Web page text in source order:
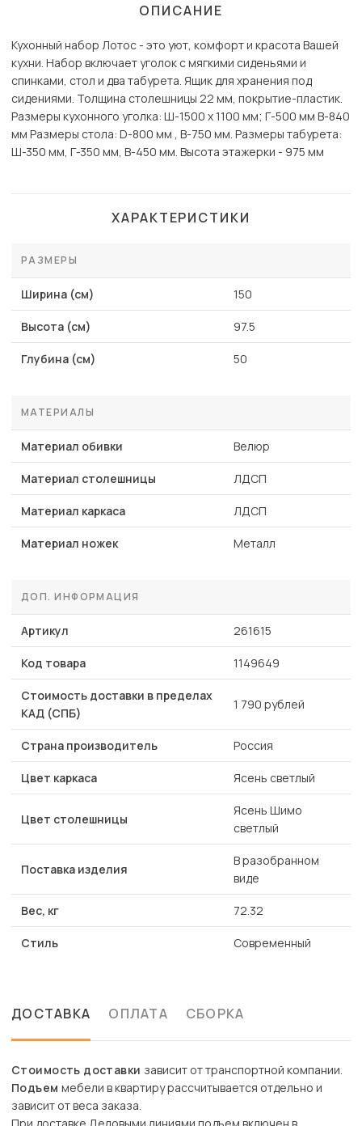
ОПИСАНИЕ
Кухонный набор Лотос - это уют, комфорт и красота Вашей
кухни. Набор включает уголок с мягкими сиденьями и
спинками, стол и два табурета. Ящик для хранения под
сидениями. Толщина столешницы 22 мм, покрытие-пластик.
Размеры кухонного уголка: Ш-1500 x 1100 мм; Г-500 мм В-840
мм Размеры стола: D-800 мм , В-750 мм. Размеры табурета:
Ш-350 мм, Г-350 мм, В-450 мм. Высота этажерки - 975 мм
ХАРАКТЕРИСТИКИ
РАЗМЕРЫ
Ширина (см) 150
Высота (см) 97.5
Глубина (см) 50
МАТЕРИАЛЫ
Материал обивки Велюр
Материал столешницы ЛДСП
Материал каркаса ЛДСП
Материал ножек Металл
ДОП. ИНФОРМАЦИЯ
Артикул 261615
Код товара 1149649
Стоимость доставки в пределах
КАД (СПБ)
1 790 рублей
Страна производитель Россия
Цвет каркаса Ясень светлый
Цвет столешницы
Ясень Шимо
светлый
Поставка изделия
В разобранном
виде
Вес, кг 72.32
Стиль Современный
ДОСТАВКА ОПЛАТА СБОРКА
Стоимость доставки зависит от транспортной компании.
Подъем мебели в квартиру рассчитывается отдельно и
зависит от веса заказа.